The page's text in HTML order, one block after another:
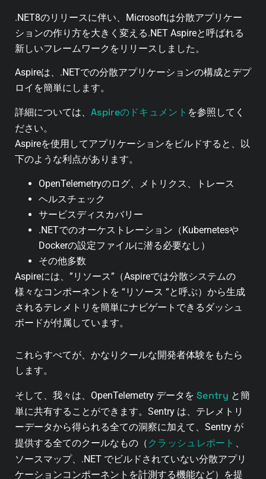
.NET8のリリースに伴い、Microsoftは分散アプリケー
ションの作り方を大きく変える.NET Aspireと呼ばれる
新しいフレームワークをリリースしました。
Aspireは、.NETでの分散アプリケーションの構成とデプ
ロイを簡単にします。
詳細については、 Aspireのドキュメント を参照してく
ださい。
Aspireを使用してアプリケーションをビルドすると、以
下のような利点があります。
OpenTelemetryのログ、メトリクス、トレース
ヘルスチェック
サービスディスカバリー
.NETでのオーケストレーション（Kubernetesや
Dockerの設定ファイルに潜る必要なし）
その他多数
Aspireには、”リソース”（Aspireでは分散システムの
様々なコンポーネントを “リソース “と呼ぶ）から生成
されるテレメトリを簡単にナビゲートできるダッシュ
ボードが付属しています。
これらすべてが、かなりクールな開発者体験をもたら
します。
そして、我々は、OpenTelemetry データを Sentry と簡
単に共有することができます。Sentry は、テレメトリ
ーデータから得られる全ての洞察に加えて、Sentry が
提供する全てのクールなもの（ クラッシュレポート 、
ソースマップ、.NET でビルドされていない分散アプリ
ケーションコンポーネントを計測する機能など）を提